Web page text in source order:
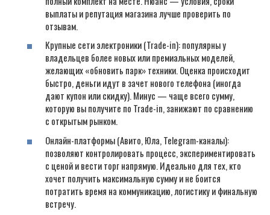
выплаты и репутация магазина лучше проверить по
отзывам.
Крупные сети электроники (Trade-in): популярны у
владельцев более новых или премиальных моделей,
желающих «обновить парк» техники. Оценка происходит
быстро, деньги идут в зачет нового телефона (иногда
дают купон или скидку). Минус — чаще всего сумму,
которую вы получите по Trade-in, занижают по сравнению
с открытым рынком.
Онлайн-платформы (Авито, Юла, Telegram-каналы):
позволяют контролировать процесс, экспериментировать
с ценой и вести торг напрямую. Идеально для тех, кто
хочет получить максимальную сумму и не боится
потратить время на коммуникацию, логистику и финальную
встречу.